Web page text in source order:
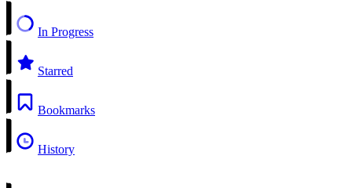
In Progress
Starred
Bookmarks
History